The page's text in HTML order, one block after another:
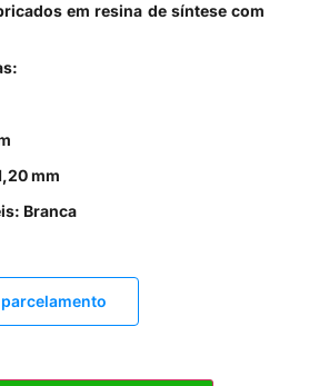
em resina de síntese com
mm
Branca